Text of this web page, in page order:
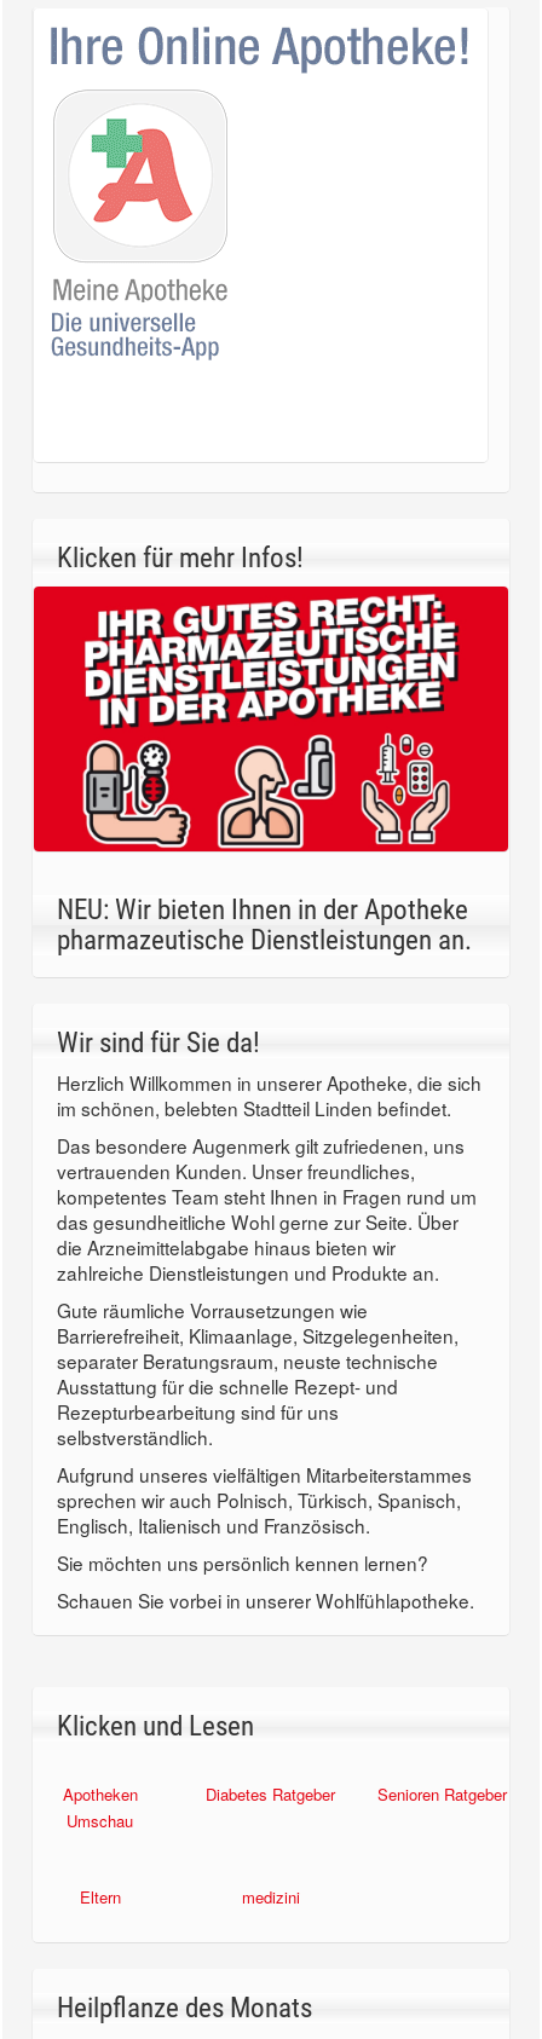
Klicken für mehr Infos!
NEU: Wir bieten Ihnen in der Apotheke
pharmazeutische Dienstleistungen an.
Wir sind für Sie da!
Herzlich Willkommen in unserer Apotheke, die sich
im schönen, belebten Stadtteil Linden befindet.
Das besondere Augenmerk gilt zufriedenen, uns
vertrauenden Kunden. Unser freundliches,
kompetentes Team steht Ihnen in Fragen rund um
das gesundheitliche Wohl gerne zur Seite. Über
die Arzneimittelabgabe hinaus bieten wir
zahlreiche Dienstleistungen und Produkte an.
Gute räumliche Vorrausetzungen wie
Barrierefreiheit, Klimaanlage, Sitzgelegenheiten,
separater Beratungsraum, neuste technische
Ausstattung für die schnelle Rezept- und
Rezepturbearbeitung sind für uns
selbstverständlich.
Aufgrund unseres vielfältigen Mitarbeiterstammes
sprechen wir auch Polnisch, Türkisch, Spanisch,
Englisch, Italienisch und Französisch.
Sie möchten uns persönlich kennen lernen?
Schauen Sie vorbei in unserer Wohlfühlapotheke.
Klicken und Lesen
Apotheken
Umschau
Diabetes Ratgeber Senioren Ratgeber
Eltern medizini
Heilpflanze des Monats